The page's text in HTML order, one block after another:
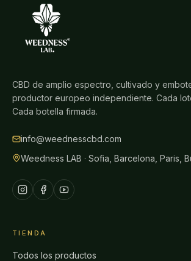
CBD de amplio espectro, cultivado y
productor europeo independiente. Cada
Cada botella firmada.
info@weednesscbd.com
Weedness LAB · Sofia, Barcelona, Paris,
TIENDA
Todos los productos